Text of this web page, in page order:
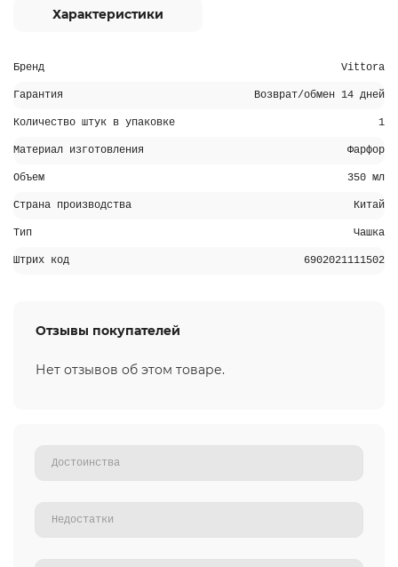
Характеристики
Бренд Vittora
Гарантия Возврат/обмен 14 дней
Количество штук в упаковке 1
Материал изготовления Фарфор
Объем 350 мл
Страна производства Китай
Тип Чашка
Штрих код 6902021111502
Отзывы покупателей
Нет отзывов об этом товаре.